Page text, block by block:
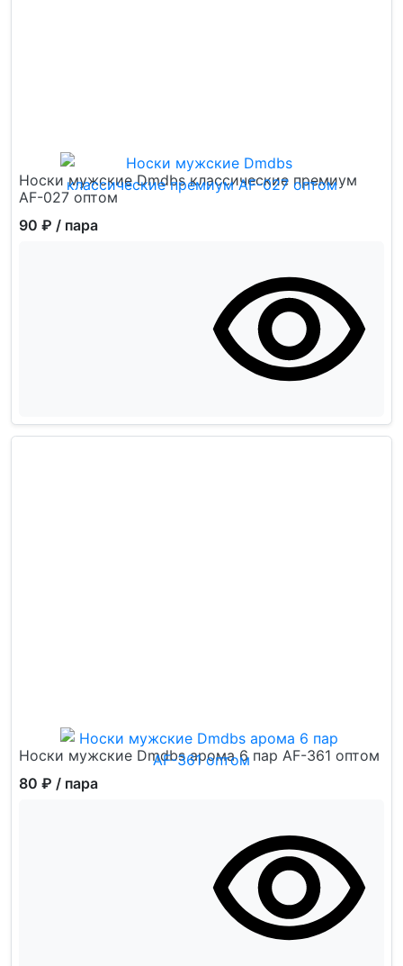
Носки мужские Dmdbs классические премиум
AF-027 оптом
90 ₽ / пара
Носки мужские Dmdbs арома 6 пар AF-361 оптом
80 ₽ / пара